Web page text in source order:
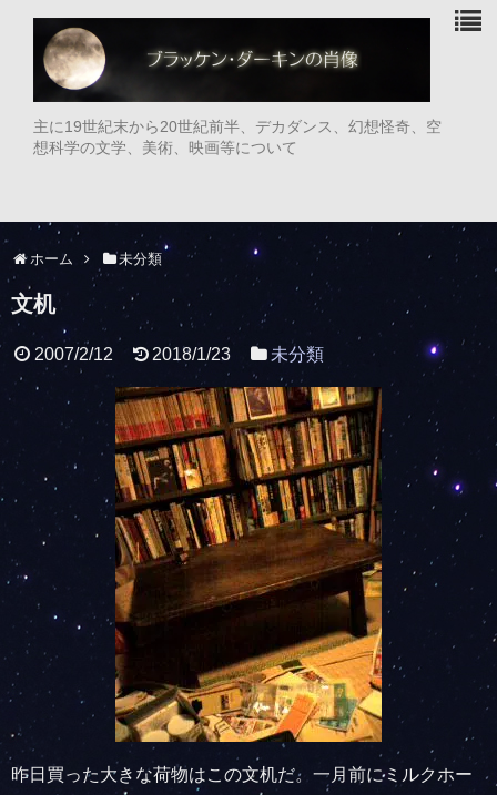
主に19世紀末から20世紀前半、デカダンス、幻想怪奇、空
想科学の文学、美術、映画等について
ホーム 未分類
文机
2007/2/12 2018/1/23 未分類
昨日買った大きな荷物はこの文机だ。一月前にミルクホー